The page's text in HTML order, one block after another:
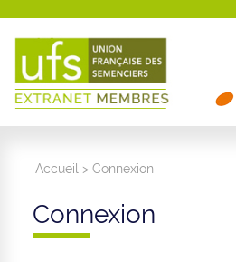
Accueil >Connexion
Connexion